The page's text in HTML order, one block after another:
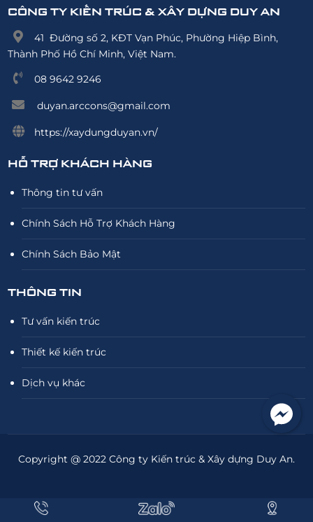
CÔNG TY KIẾN TRÚC & XÂY DỰNG DUY AN
41 Đường số 2, KĐT Vạn Phúc, Phường Hiệp Bình,
Thành Phố Hồ Chí Minh, Việt Nam.
08 9642 9246
duyan.arccons@gmail.com
https://xaydungduyan.vn/
HỖ TRỢ KHÁCH HÀNG
Thông tin tư vấn
Chính Sách Hỗ Trợ Khách Hàng
Chính Sách Bảo Mật
THÔNG TIN
Tư vấn kiến trúc
Thiết kế kiến trúc
Dịch vụ khác
Copyright @ 2022 Công ty Kiến trúc & Xây dựng Duy An.